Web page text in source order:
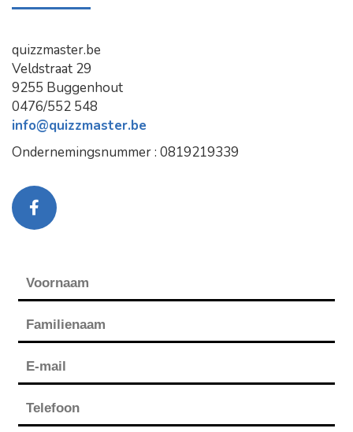
quizzmaster.be
Veldstraat 29
9255 Buggenhout
0476/552 548
info@quizzmaster.be
Ondernemingsnummer : 0819219339